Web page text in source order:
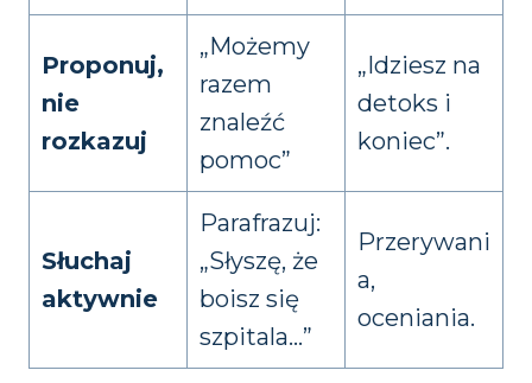
Proponuj,
nie
rozkazuj
„Możemy
razem
znaleźć
pomoc”
„Idziesz na
detoks i
koniec”.
Słuchaj
aktywnie
Parafrazuj:
„Słyszę, że
boisz się
szpitala…”
Przerywani
a,
oceniania.